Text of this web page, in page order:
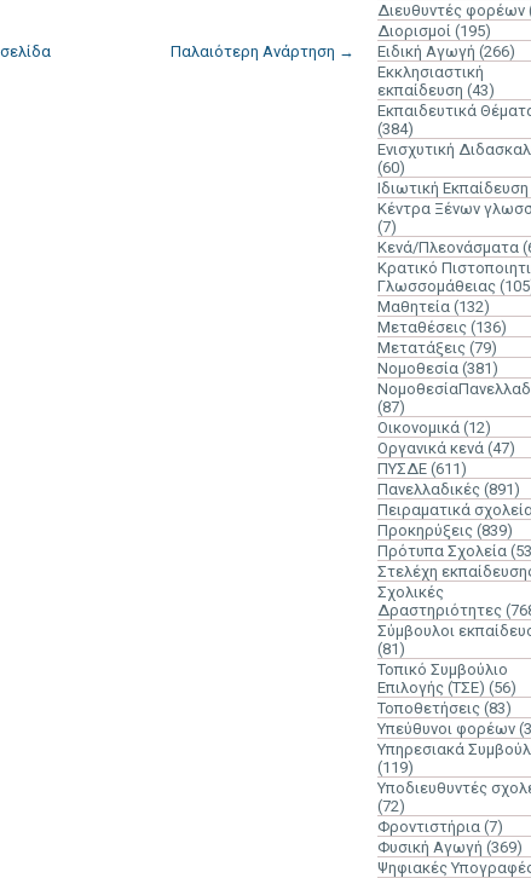
Παλαιότερη Ανάρτηση →
Διευθυντές φορέων
Διορισμοί (195)
Ειδική Αγωγή (266)
Εκκλησιαστική
εκπαίδευση (43)
Εκπαιδευτικά
(384)
Ενισχυτική
(60)
Ιδιωτική Εκπαίδευση
Κέντρα Ξένων
(7)
Κενά/Πλεονάσματα
Κρατικό
Γλωσσομάθειας
Μαθητεία (132)
Μεταθέσεις (136)
Μετατάξεις (79)
Νομοθεσία (381)
(87)
Οικονομικά (12)
Οργανικά κενά (47)
ΠΥΣΔΕ (611)
Πανελλαδικές (891)
Πειραματικά
Προκηρύξεις (839)
Πρότυπα Σχολεία
Στελέχη
Σχολικές
Δραστηριότητες
Σύμβουλοι
(81)
Τοπικό Συμβούλιο
Επιλογής (ΤΣΕ) (56)
Τοποθετήσεις (83)
Υπεύθυνοι φορέων
Υπηρεσιακά
(119)
Υποδιευθυντές
(72)
Φροντιστήρια (7)
Φυσική Αγωγή (369)
Ψηφιακές